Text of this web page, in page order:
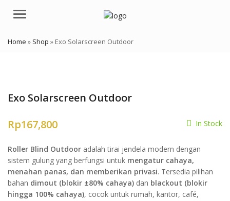
Menu
Home » Shop » Exo Solarscreen Outdoor
Exo Solarscreen Outdoor
Rp167,800 In Stock
Roller Blind Outdoor adalah tirai jendela modern dengan
sistem gulung yang berfungsi untuk mengatur cahaya,
menahan panas, dan memberikan privasi. Tersedia pilihan
bahan dimout (blokir ±80% cahaya) dan blackout (blokir
hingga 100% cahaya), cocok untuk rumah, kantor, café,